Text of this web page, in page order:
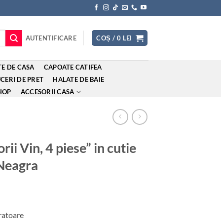
AUTENTIFICARE COȘ / 0 LEI
DE CASA
CAPOATE CATIFEA
DE PRET
HALATE DE BAIE
ACCESORII CASA
Vin, 4 piese” in cutie